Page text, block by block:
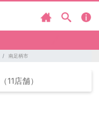
南足柄市
（11店舗）